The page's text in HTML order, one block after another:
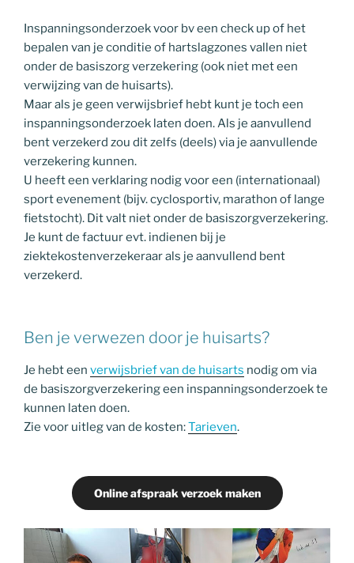
Inspanningsonderzoek voor bv een check up of het
bepalen van je conditie of hartslagzones vallen niet
onder de basiszorg verzekering (ook niet met een
verwijzing van de huisarts).
Maar als je geen verwijsbrief hebt kunt je toch een
inspanningsonderzoek laten doen. Als je aanvullend
bent verzekerd zou dit zelfs (deels) via je aanvullende
verzekering kunnen.
U heeft een verklaring nodig voor een (internationaal)
sport evenement (bijv. cyclosportiv, marathon of lange
fietstocht). Dit valt niet onder de basiszorgverzekering.
Je kunt de factuur evt. indienen bij je
ziektekostenverzekeraar als je aanvullend bent
verzekerd.
Ben je verwezen door je huisarts?
Je hebt een verwijsbrief van de huisarts nodig om via
de basiszorgverzekering een inspanningsonderzoek te
kunnen laten doen.
Zie voor uitleg van de kosten:Tarieven.
Online afspraak verzoek maken